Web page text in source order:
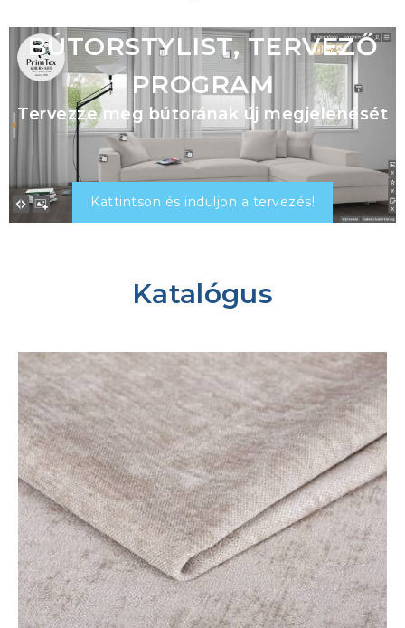
BÚTORSTYLIST, TERVEZŐ
PROGRAM
Tervezze meg bútorának új megjelenését
Kattintson és induljon a tervezés!
Katalógus